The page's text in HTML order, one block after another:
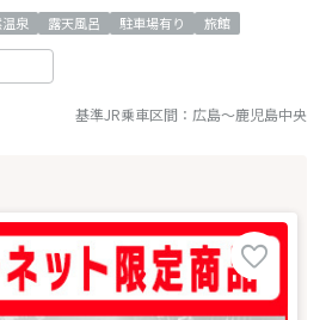
泉 露天風呂 駐車場有り 旅館
基準JR乗車区間： 広島～鹿児島中央